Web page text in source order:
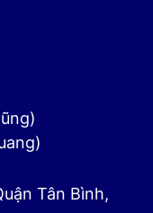
Tân Bình,